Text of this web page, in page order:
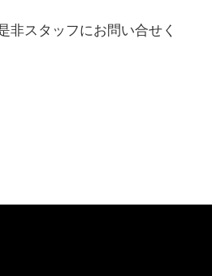
非スタッフにお問い合せく